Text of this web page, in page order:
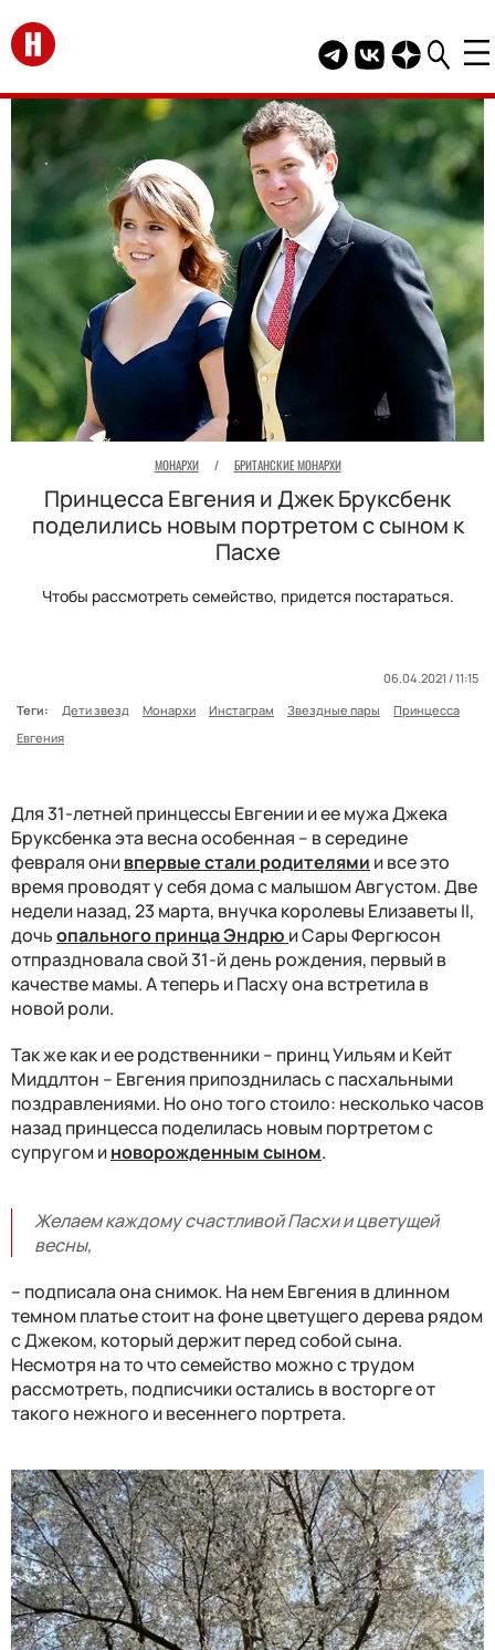
Перейти на главную
Telegram канал
Группа HELLO
Канал
МОНАРХИ / БРИТАНСКИЕ МОНАРХИ
Принцесса Евгения и Джек Бруксбенк
поделились новым портретом с сыном к
Пасхе
Чтобы рассмотреть семейство, придется постараться.
06.04.2021 / 11:15
Теги:
Дети звезд Монархи Инстаграм Звездные пары
Принцесса
Евгения
Для 31-летней принцессы Евгении и ее мужа Джека
Бруксбенка эта весна особенная – в середине
февраля онивпервые стали родителями и все это
время проводят у себя дома с малышом Августом. Две
недели назад, 23 марта, внучка королевы Елизаветы II,
дочьопального принца Эндрю и Сары Фергюсон
отпраздновала свой 31-й день рождения, первый в
качестве мамы. А теперь и Пасху она встретила в
новой роли.
Так же как и ее родственники – принц Уильям и Кейт
Миддлтон – Евгения припозднилась с пасхальными
поздравлениями. Но оно того стоило: несколько часов
назад принцесса поделилась новым портретом с
супругом иноворожденным сыном.
Желаем каждому счастливой Пасхи и цветущей
весны,
– подписала она снимок. На нем Евгения в длинном
темном платье стоит на фоне цветущего дерева рядом
с Джеком, который держит перед собой сына.
Несмотря на то что семейство можно с трудом
рассмотреть, подписчики остались в восторге от
такого нежного и весеннего портрета.